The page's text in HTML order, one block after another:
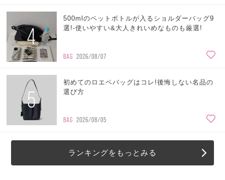
4
500mlのペットボトルが入るショルダーバッグ9
選!-使いやすい&大人きれいめなものも厳選!
BAG 2026/08/07
5
初めてのロエベバッグはコレ!後悔しない名品の
選び方
BAG 2026/08/05
ランキングをもっとみる